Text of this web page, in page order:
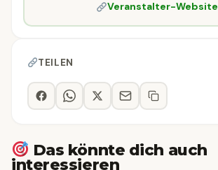
Veranstalter-Website
TEILEN
Das könnte dich auch
interessieren